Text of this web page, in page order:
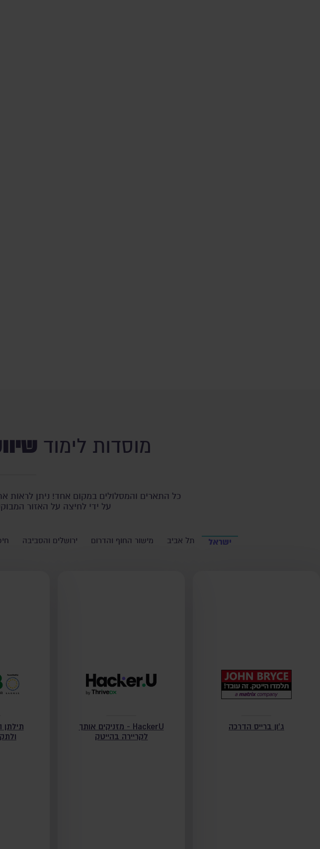
מוסדות לימוד
כל התארים והמסלולים במקום אחד! ניתן לראות
על ידי לחיצה על האזור
ירושלים והסביבה מישור החוף והדרום תל אביב ישראל
ג'ון ברייס הדרכה
HackerU - מזניקים אותך
לקריירה בהייטק
תילתן